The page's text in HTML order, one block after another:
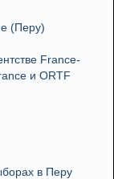
(Перу)
France-
и ORTF
в Перу